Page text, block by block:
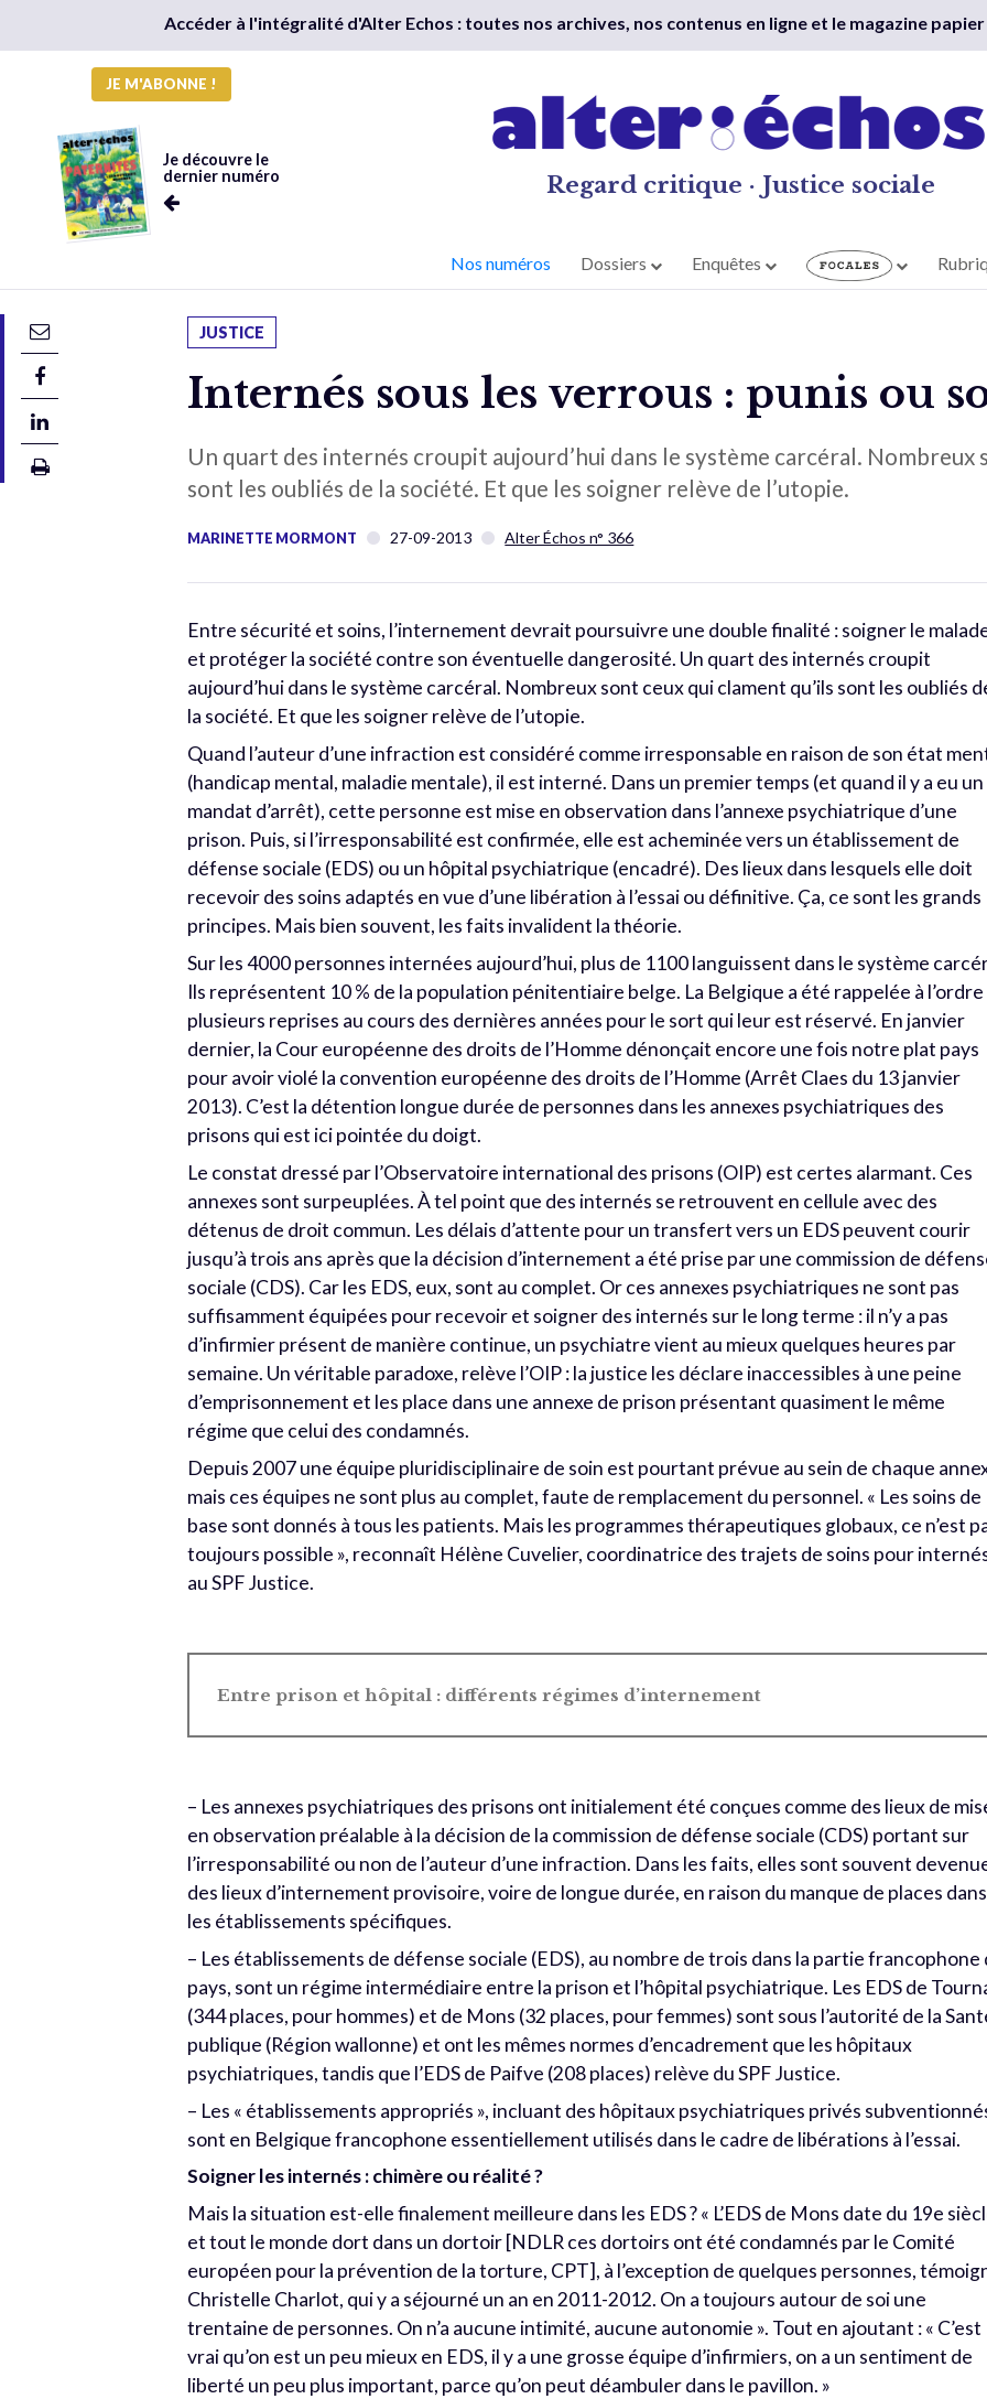
Accéder à l'intégralité d'Alter Echos : toutes nos archives, nos contenus en ligne et le magazine papier
JE M'ABONNE !
Je découvre le
dernier numéro
Regard critique · Justice sociale
Nos numéros Dossiers Enquêtes
JUSTICE
Internés sous les verrous : punis ou
Un quart des internés croupit aujourd’hui dans le système carcéral. Nombreux
sont les oubliés de la société. Et que les soigner relève de l’utopie.
MARINETTE MORMONT 27-09-2013 Alter Échos n° 366
Entre sécurité et soins, l’internement devrait poursuivre une double finalité : soigner le
et protéger la société contre son éventuelle dangerosité. Un quart des internés croupit
aujourd’hui dans le système carcéral. Nombreux sont ceux qui clament qu’ils sont les oubliés
la société. Et que les soigner relève de l’utopie.
Quand l’auteur d’une infraction est considéré comme irresponsable en raison de son état
(handicap mental, maladie mentale), il est interné. Dans un premier temps (et quand il y a eu un
mandat d’arrêt), cette personne est mise en observation dans l’annexe psychiatrique d’une
prison. Puis, si l’irresponsabilité est confirmée, elle est acheminée vers un établissement de
défense sociale (EDS) ou un hôpital psychiatrique (encadré). Des lieux dans lesquels elle doit
recevoir des soins adaptés en vue d’une libération à l’essai ou définitive. Ça, ce sont les grands
principes. Mais bien souvent, les faits invalident la théorie.
Sur les 4000 personnes internées aujourd’hui, plus de 1100 languissent dans le système
Ils représentent 10 % de la population pénitentiaire belge. La Belgique a été rappelée à l’ordre
plusieurs reprises au cours des dernières années pour le sort qui leur est réservé. En janvier
dernier, la Cour européenne des droits de l’Homme dénonçait encore une fois notre plat pays
pour avoir violé la convention européenne des droits de l’Homme (Arrêt Claes du 13 janvier
2013). C’est la détention longue durée de personnes dans les annexes psychiatriques des
prisons qui est ici pointée du doigt.
Le constat dressé par l’Observatoire international des prisons (OIP) est certes alarmant. Ces
annexes sont surpeuplées. À tel point que des internés se retrouvent en cellule avec des
détenus de droit commun. Les délais d’attente pour un transfert vers un EDS peuvent courir
jusqu’à trois ans après que la décision d’internement a été prise par une commission de
sociale (CDS). Car les EDS, eux, sont au complet. Or ces annexes psychiatriques ne sont pas
suffisamment équipées pour recevoir et soigner des internés sur le long terme : il n’y a pas
d’infirmier présent de manière continue, un psychiatre vient au mieux quelques heures par
semaine. Un véritable paradoxe, relève l’OIP : la justice les déclare inaccessibles à une peine
d’emprisonnement et les place dans une annexe de prison présentant quasiment le même
régime que celui des condamnés.
Depuis 2007 une équipe pluridisciplinaire de soin est pourtant prévue au sein de chaque
mais ces équipes ne sont plus au complet, faute de remplacement du personnel. « Les soins de
base sont donnés à tous les patients. Mais les programmes thérapeutiques globaux, ce n’est
toujours possible », reconnaît Hélène Cuvelier, coordinatrice des trajets de soins pour
au SPF Justice.
Entre prison et hôpital : différents régimes d’internement
– Les annexes psychiatriques des prisons ont initialement été conçues comme des lieux de
en observation préalable à la décision de la commission de défense sociale (CDS) portant sur
l’irresponsabilité ou non de l’auteur d’une infraction. Dans les faits, elles sont souvent
des lieux d’internement provisoire, voire de longue durée, en raison du manque de places dans
les établissements spécifiques.
– Les établissements de défense sociale (EDS), au nombre de trois dans la partie francophone
pays, sont un régime intermédiaire entre la prison et l’hôpital psychiatrique. Les EDS de
(344 places, pour hommes) et de Mons (32 places, pour femmes) sont sous l’autorité de la
publique (Région wallonne) et ont les mêmes normes d’encadrement que les hôpitaux
psychiatriques, tandis que l’EDS de Paifve (208 places) relève du SPF Justice.
– Les « établissements appropriés », incluant des hôpitaux psychiatriques privés
sont en Belgique francophone essentiellement utilisés dans le cadre de libérations à l’essai.
Soigner les internés : chimère ou réalité ?
Mais la situation est-elle finalement meilleure dans les EDS ? « L’EDS de Mons date du 19e
et tout le monde dort dans un dortoir [NDLR ces dortoirs ont été condamnés par le Comité
européen pour la prévention de la torture, CPT], à l’exception de quelques personnes,
Christelle Charlot, qui y a séjourné un an en 2011-2012. On a toujours autour de soi une
trentaine de personnes. On n’a aucune intimité, aucune autonomie ». Tout en ajoutant : « C’est
vrai qu’on est un peu mieux en EDS, il y a une grosse équipe d’infirmiers, on a un sentiment de
liberté un peu plus important, parce qu’on peut déambuler dans le pavillon. »